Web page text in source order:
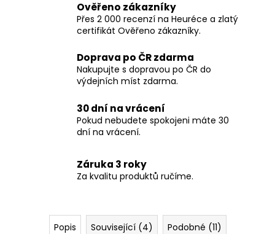
Ověřeno zákazníky
Přes 2 000 recenzí na Heuréce a zlatý
certifikát Ověřeno zákazníky.
Doprava po ČR zdarma
Nakupujte s dopravou po ČR do
výdejních míst zdarma.
30 dní na vrácení
Pokud nebudete spokojeni máte 30
dní na vrácení.
Záruka 3 roky
Za kvalitu produktů ručíme.
Popis Související (4)
Podobné (11)